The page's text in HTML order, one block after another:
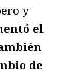
y
el
de